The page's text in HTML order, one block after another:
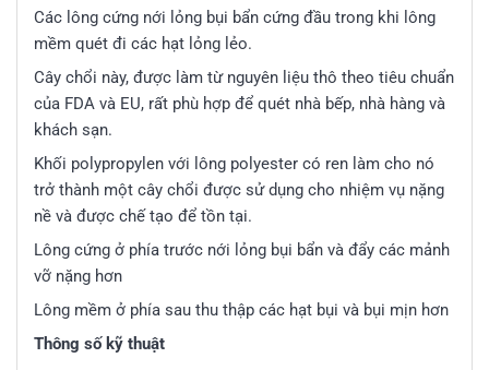
Các lông cứng nới lỏng bụi bẩn cứng đầu trong khi lông
mềm quét đi các hạt lỏng lẻo.
Cây chổi này, được làm từ nguyên liệu thô theo tiêu chuẩn
của FDA và EU, rất phù hợp để quét nhà bếp, nhà hàng và
khách sạn.
Khối polypropylen với lông polyester có ren làm cho nó
trở thành một cây chổi được sử dụng cho nhiệm vụ nặng
nề và được chế tạo để tồn tại.
Lông cứng ở phía trước nới lỏng bụi bẩn và đẩy các mảnh
vỡ nặng hơn
Lông mềm ở phía sau thu thập các hạt bụi và bụi mịn hơn
Thông số kỹ thuật